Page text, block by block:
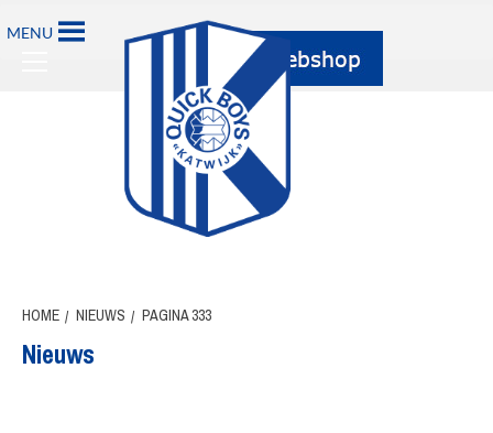
naar
MENU
Primary
HOME NIEUWS PAGINA 333
Nieuws